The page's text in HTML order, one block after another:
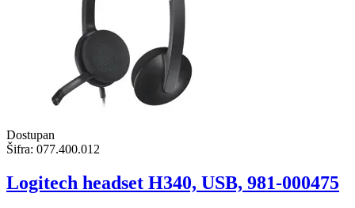
Dostupan
Šifra: 077.400.012
Logitech headset H340, USB, 981-000475